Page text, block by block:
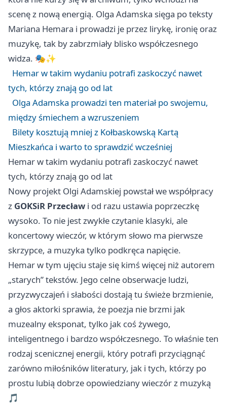
scenę z nową energią. Olga Adamska sięga po teksty
Mariana Hemara i prowadzi je przez lirykę, ironię oraz
muzykę, tak by zabrzmiały blisko współczesnego
widza. 🎭✨
Hemar w takim wydaniu potrafi zaskoczyć nawet
tych, którzy znają go od lat
Olga Adamska prowadzi ten materiał po swojemu,
między śmiechem a wzruszeniem
Bilety kosztują mniej z Kołbaskowską Kartą
Mieszkańca i warto to sprawdzić wcześniej
Hemar w takim wydaniu potrafi zaskoczyć nawet
tych, którzy znają go od lat
Nowy projekt Olgi Adamskiej powstał we współpracy
z GOKSiR Przecław i od razu ustawia poprzeczkę
wysoko. To nie jest zwykłe czytanie klasyki, ale
koncertowy wieczór, w którym słowo ma pierwsze
skrzypce, a muzyka tylko podkręca napięcie.
Hemar w tym ujęciu staje się kimś więcej niż autorem
„starych” tekstów. Jego celne obserwacje ludzi,
przyzwyczajeń i słabości dostają tu świeże brzmienie,
a głos aktorki sprawia, że poezja nie brzmi jak
muzealny eksponat, tylko jak coś żywego,
inteligentnego i bardzo współczesnego. To właśnie ten
rodzaj scenicznej energii, który potrafi przyciągnąć
zarówno miłośników literatury, jak i tych, którzy po
prostu lubią dobrze opowiedziany wieczór z muzyką
🎵